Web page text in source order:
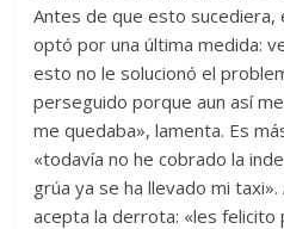
Antes de que esto
optó por una última medida:
esto no le solucionó el
perseguido porque aun así
me quedaba», lamenta. Es
«todavía no he cobrado la
grúa ya se ha llevado mi
acepta la derrota: «les felicito